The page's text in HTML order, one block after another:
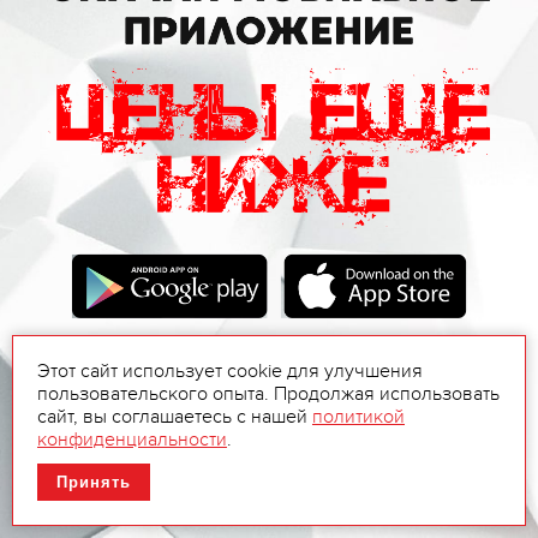
Этот сайт использует cookie для улучшения
пользовательского опыта. Продолжая использовать
сайт, вы соглашаетесь с нашей политикой
конфиденциальности.
Принять